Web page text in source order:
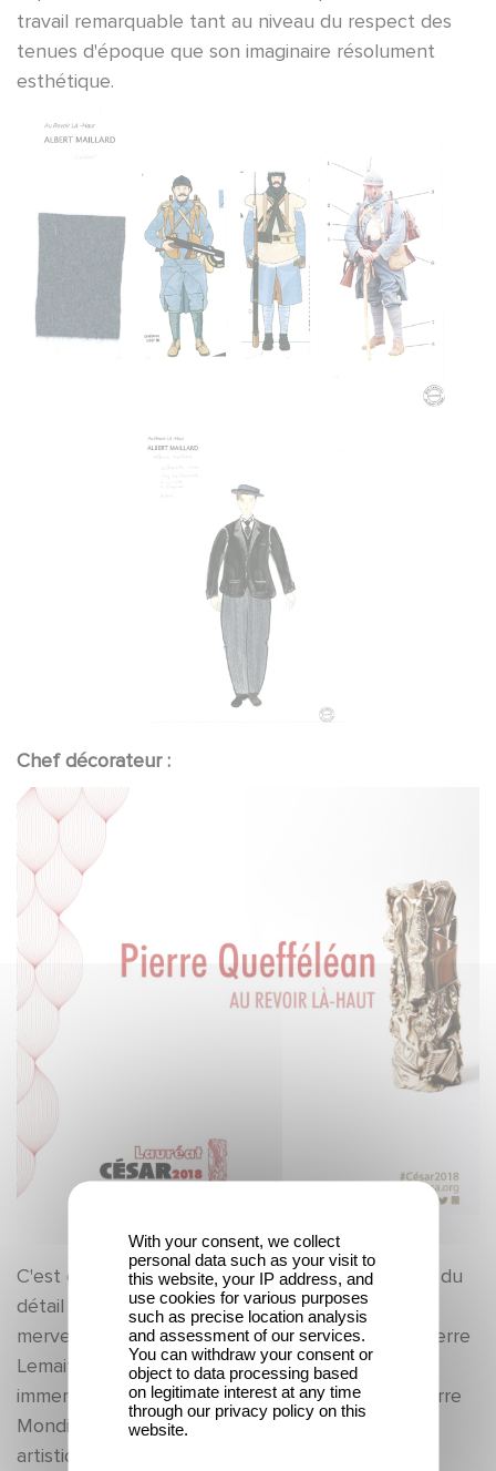
travail remarquable tant au niveau du respect des
tenues d'époque que son imaginaire résolument
esthétique.
Chef décorateur :
C'est grâce à un repérage minutieux et un souci du
détail de Pierre Quefféléan que nous plongeons
merveilleusement bien dans l'univers créé par Pierre
Lemaitre pour AU REVOIR LÀ-HAUT. Pour nous
immerger au coeur d'un Paris post Première Guerre
Mondiale, le chef décorateur a suivi les idées
artistiques d'Albert Dupontel tout en les liant au
With your consent, we collect
personal data such as your visit to
this website, your IP address, and
use cookies for various purposes
such as precise location analysis
and assessment of our services.
You can withdraw your consent or
object to data processing based
on legitimate interest at any time
through our privacy policy on this
website.